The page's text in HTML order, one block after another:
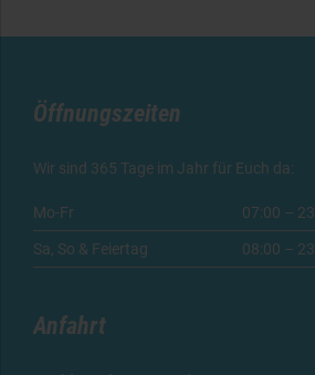
Öffnungszeiten
Wir sind 365 Tage im Jahr für Euch da:
Mo-Fr 07:00 –
Sa, So & Feiertag 08:00 –
Anfahrt